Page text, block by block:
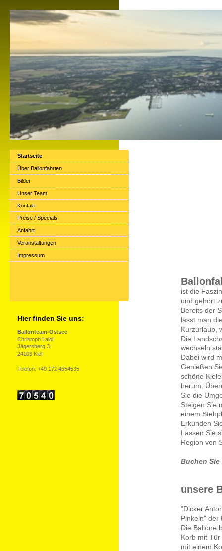
ist die
und gehört
Bereits der
lässt man
Kurzurlaub,
Die
wechseln
Dabei wird
Genießen
schöne
herum.
Sie die
Steigen Sie
einem
Erkunden
Lassen Sie
Region von
Buchen Sie
unsere
"Dicker
Pinkeln" der
Die Ballone
Korb mit
mit einem
Startseite
Über Ballonfahrten
Bilder
Unser Team
Kontakt
Preise / Specials
Anfahrt
Veranstaltungen
Impressum
Hier finden Sie uns:
Ballonteam-Ostsee
Christoph Laloi
Jägersberg 3
24103 Kiel
Telefon: +49 172 4554535